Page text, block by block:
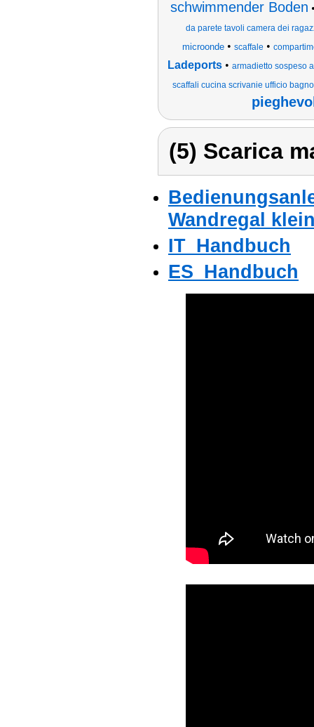
schwimmender Boden
da parete tavoli camera dei
microonde • scaffale •
Ladeports• armadietto sospeso
scaffali cucina scrivanie ufficio
(5) Scarica
Wandregal
IT_Handbuch
ES_Handbuch